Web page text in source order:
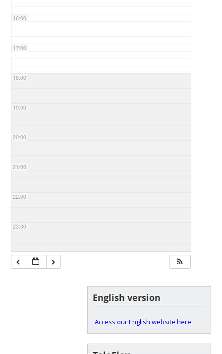
16:00
17:00
18:00
19:00
20:00
21:00
22:00
23:00
English version
Access our English website here